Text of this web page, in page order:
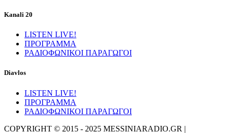
Kanali 20
LISTEN LIVE!
ΠΡΟΓΡΑΜΜΑ
ΡΑΔΙΟΦΩΝΙΚΟΙ ΠΑΡΑΓΩΓΟΙ
Diavlos
LISTEN LIVE!
ΠΡΟΓΡΑΜΜΑ
ΡΑΔΙΟΦΩΝΙΚΟΙ ΠΑΡΑΓΩΓΟΙ
COPYRIGHT © 2015 - 2025 MESSINIARADIO.GR |